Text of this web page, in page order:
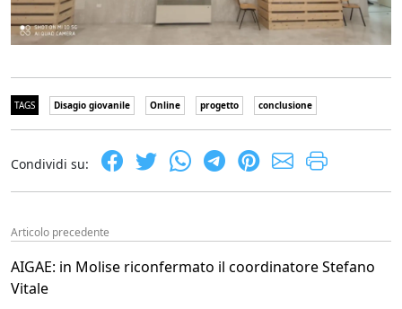
TAGS Disagio giovanile Online progetto conclusione
Condividi su:
Articolo precedente
AIGAE: in Molise riconfermato il coordinatore Stefano
Vitale